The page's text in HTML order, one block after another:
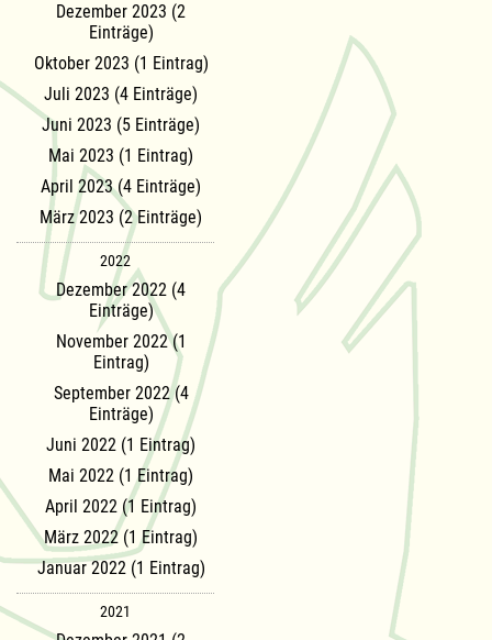
Dezember 2023 (2
Einträge)
Oktober 2023 (1 Eintrag)
Juli 2023 (4 Einträge)
Juni 2023 (5 Einträge)
Mai 2023 (1 Eintrag)
April 2023 (4 Einträge)
März 2023 (2 Einträge)
2022
Dezember 2022 (4
Einträge)
November 2022 (1
Eintrag)
September 2022 (4
Einträge)
Juni 2022 (1 Eintrag)
Mai 2022 (1 Eintrag)
April 2022 (1 Eintrag)
März 2022 (1 Eintrag)
Januar 2022 (1 Eintrag)
2021